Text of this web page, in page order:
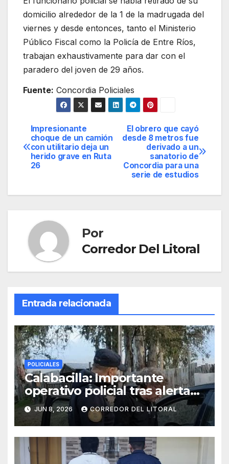
domicilio alrededor de la 1 de la madrugada del
viernes y desde entonces, tanto el Ministerio
Público Fiscal como la Policía de Entre Ríos,
trabajan exhaustivamente para dar con el
paradero del joven de 29 años.
Fuente: Concordia Policiales
Navegación
de
El obrero que cayó
desde 8 metros fue
derivado a un
sanatorio de
Concordia para una
serie de estudios
Impresionante
choque de un camión
con utilitario deja un
herido grave en Ruta
26
Por
Corredor Del Litoral
Entrada relacionada
POLICIALES
Calabacilla: Importante
operativo policial tras alerta
de vecinos por movimientos
sospechosos
JUN 8, 2026 CORREDOR DEL LITORAL